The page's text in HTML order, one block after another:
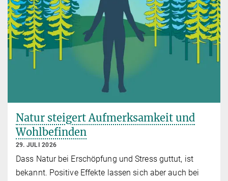
Natur steigert Aufmerksamkeit und
Wohlbefinden
29. JULI 2026
Dass Natur bei Erschöpfung und Stress guttut, ist
bekannt. Positive Effekte lassen sich aber auch bei